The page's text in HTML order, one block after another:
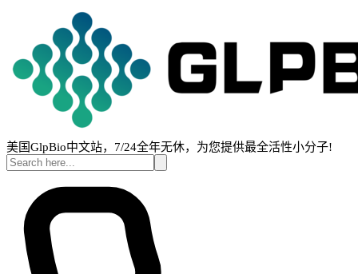
美国GlpBio中文站，7/24全年无休，为您提供最全活性小分子!